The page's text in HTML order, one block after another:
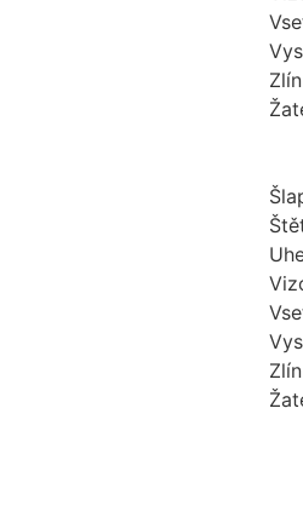
Zlín
Zlín